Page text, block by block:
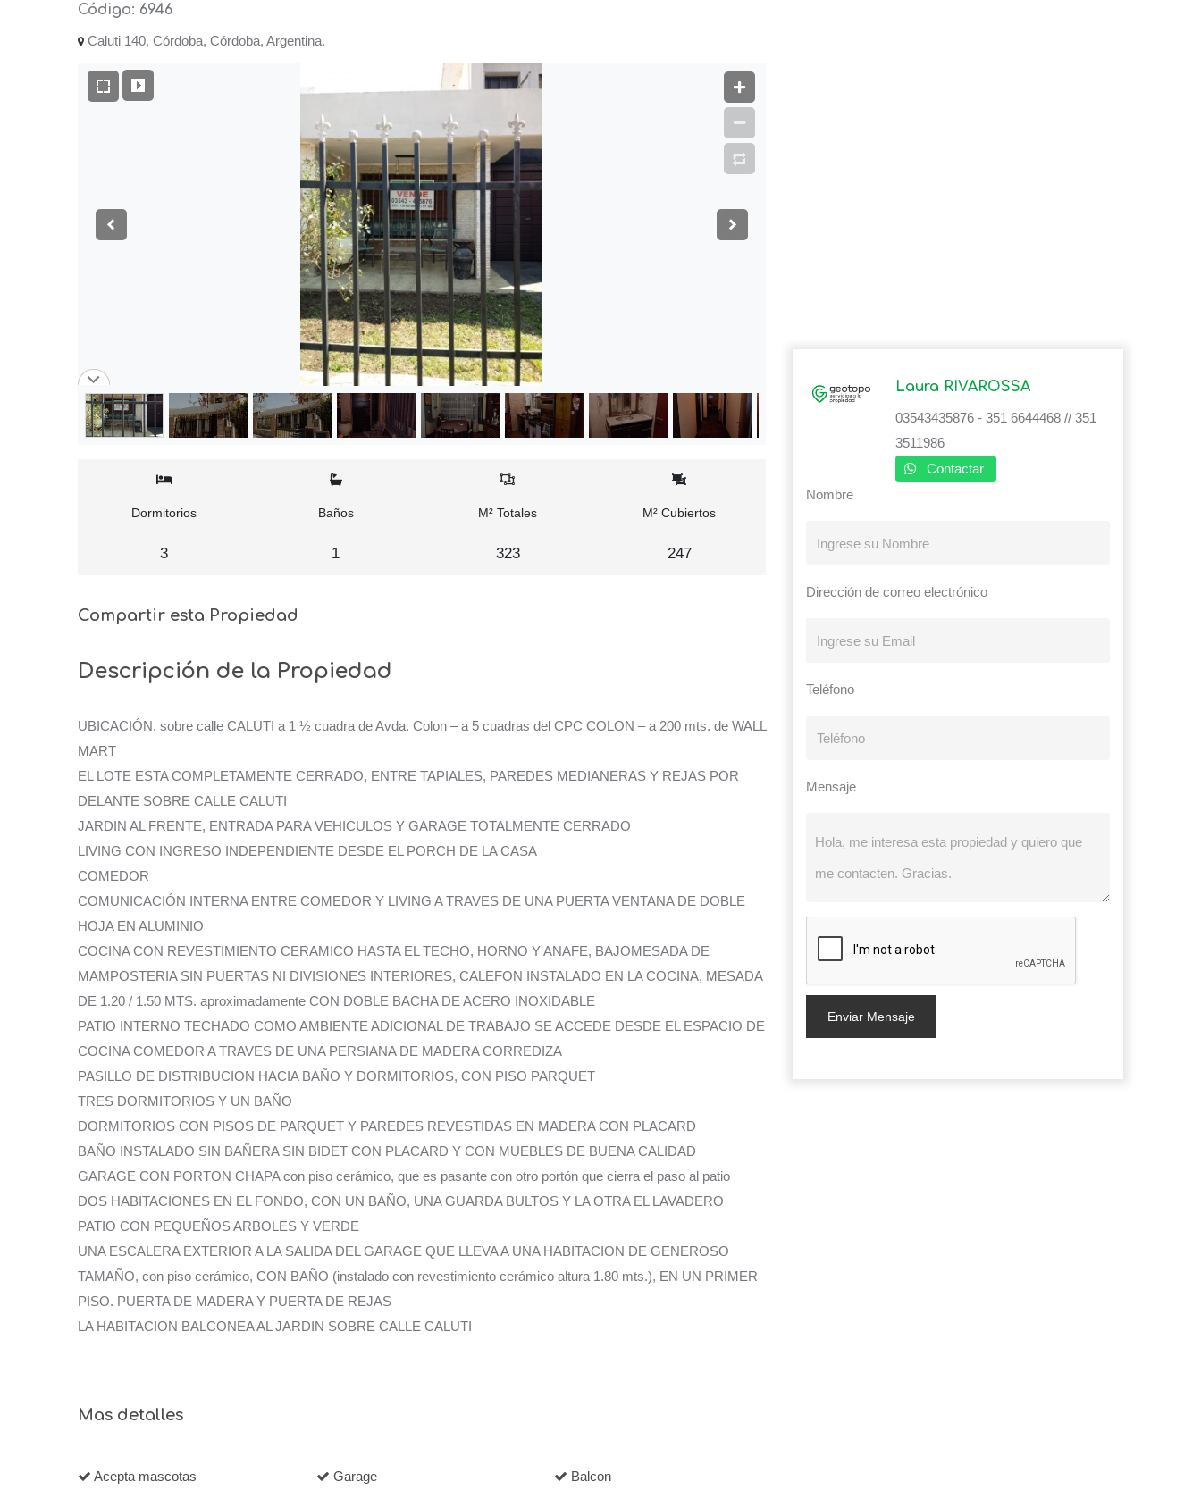
Código: 6946
Caluti 140, Córdoba, Córdoba, Argentina.
Dormitorios
3
Baños
1
M² Totales
323
M² Cubiertos
247
Compartir esta Propiedad
Descripción de la Propiedad
UBICACIÓN, sobre calle CALUTI a 1 ½ cuadra de Avda. Colon – a 5 cuadras del CPC COLON – a 200 mts. de WALL
MART
EL LOTE ESTA COMPLETAMENTE CERRADO, ENTRE TAPIALES, PAREDES MEDIANERAS Y REJAS POR
DELANTE SOBRE CALLE CALUTI
JARDIN AL FRENTE, ENTRADA PARA VEHICULOS Y GARAGE TOTALMENTE CERRADO
LIVING CON INGRESO INDEPENDIENTE DESDE EL PORCH DE LA CASA
COMEDOR
COMUNICACIÓN INTERNA ENTRE COMEDOR Y LIVING A TRAVES DE UNA PUERTA VENTANA DE DOBLE
HOJA EN ALUMINIO
COCINA CON REVESTIMIENTO CERAMICO HASTA EL TECHO, HORNO Y ANAFE, BAJOMESADA DE
MAMPOSTERIA SIN PUERTAS NI DIVISIONES INTERIORES, CALEFON INSTALADO EN LA COCINA, MESADA
DE 1.20 / 1.50 MTS. aproximadamente CON DOBLE BACHA DE ACERO INOXIDABLE
PATIO INTERNO TECHADO COMO AMBIENTE ADICIONAL DE TRABAJO SE ACCEDE DESDE EL ESPACIO DE
COCINA COMEDOR A TRAVES DE UNA PERSIANA DE MADERA CORREDIZA
PASILLO DE DISTRIBUCION HACIA BAÑO Y DORMITORIOS, CON PISO PARQUET
TRES DORMITORIOS Y UN BAÑO
DORMITORIOS CON PISOS DE PARQUET Y PAREDES REVESTIDAS EN MADERA CON PLACARD
BAÑO INSTALADO SIN BAÑERA SIN BIDET CON PLACARD Y CON MUEBLES DE BUENA CALIDAD
GARAGE CON PORTON CHAPA con piso cerámico, que es pasante con otro portón que cierra el paso al patio
DOS HABITACIONES EN EL FONDO, CON UN BAÑO, UNA GUARDA BULTOS Y LA OTRA EL LAVADERO
PATIO CON PEQUEÑOS ARBOLES Y VERDE
UNA ESCALERA EXTERIOR A LA SALIDA DEL GARAGE QUE LLEVA A UNA HABITACION DE GENEROSO
TAMAÑO, con piso cerámico, CON BAÑO (instalado con revestimiento cerámico altura 1.80 mts.), EN UN PRIMER
PISO. PUERTA DE MADERA Y PUERTA DE REJAS
LA HABITACION BALCONEA AL JARDIN SOBRE CALLE CALUTI
Mas detalles
Acepta mascotas Garage Balcon
Laura RIVAROSSA
03543435876 - 351 6644468 // 351
3511986
Contactar
Nombre
Dirección de correo electrónico
Teléfono
Mensaje
Enviar Mensaje